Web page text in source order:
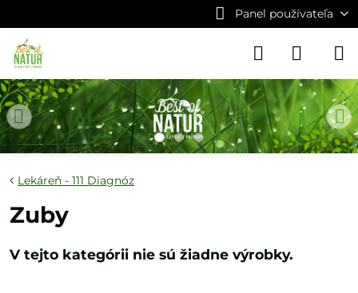
Panel používateľa
Lekáreň - 111 Diagnóz
Zuby